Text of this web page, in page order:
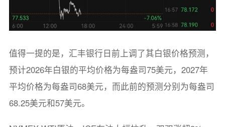
值得一提的是，汇丰银行日前上调了其白银价格预测，
预计2026年白银的平均价格为每盎司75美元，2027年
平均价格为每盎司68美元，而此前的预测分别为每盎司
68.25美元和57美元。